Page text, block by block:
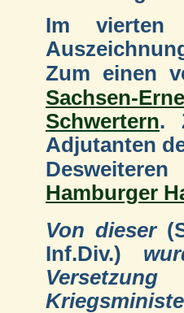
Im vierten
Zum einen
Sachsen-
Schwertern.
Adjutanten
Hamburger
Von dieser
Inf.Div.)